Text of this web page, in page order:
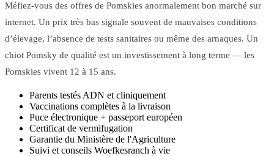
Méfiez-vous des offres de Pomskies anormalement bon marché sur
internet. Un prix très bas signale souvent de mauvaises conditions
d’élevage, l’absence de tests sanitaires ou même des arnaques. Un
chiot Pomsky de qualité est un investissement à long terme — les
Pomskies vivent 12 à 15 ans.
Parents testés ADN et cliniquement
Vaccinations complètes à la livraison
Puce électronique + passeport européen
Certificat de vermifugation
Garantie du Ministère de l'Agriculture
Suivi et conseils Woefkesranch à vie